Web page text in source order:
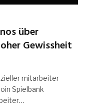
über
Gewissheit
mitarbeiter
Spielbank